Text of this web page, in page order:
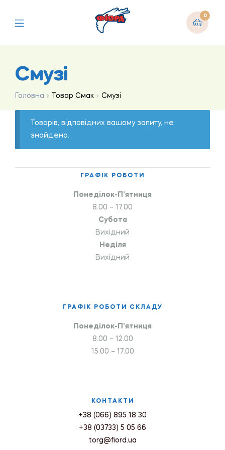
0
Смузі
Головна Товар Смак Смузі
Товарів, відповідних вашому запиту, не
знайдено.
ГРАФІК РОБОТИ
Понеділок-П’ятниця
8.00 – 17.00
Субота
Вихідний
Неділя
Вихідний
ГРАФІК РОБОТИ СКЛАДУ
Понеділок-П’ятниця
8.00 – 12.00
15.00 – 17.00
КОНТАКТИ
+38 (066) 895 18 30
+38 (03733) 5 05 66
torg@fiord.ua